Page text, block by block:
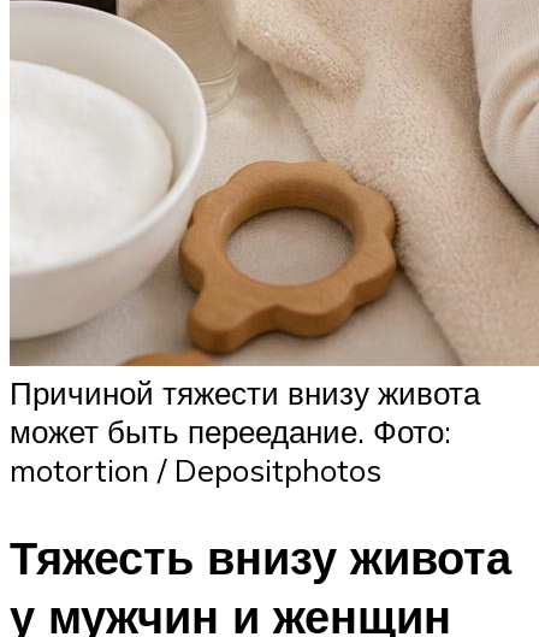
Причиной тяжести внизу живота
может быть переедание. Фото:
motortion / Depositphotos
Тяжесть внизу живота
у мужчин и женщин